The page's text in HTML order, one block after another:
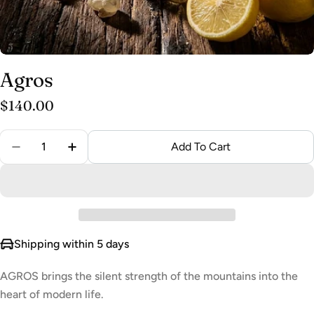
Agros
Regular
$140.00
Quantity
Decrease Quantity For Agros
Increase Quantity For Agros
Add To Cart
Shipping within 5 days
AGROS brings the silent strength of the mountains into the
heart of modern life.